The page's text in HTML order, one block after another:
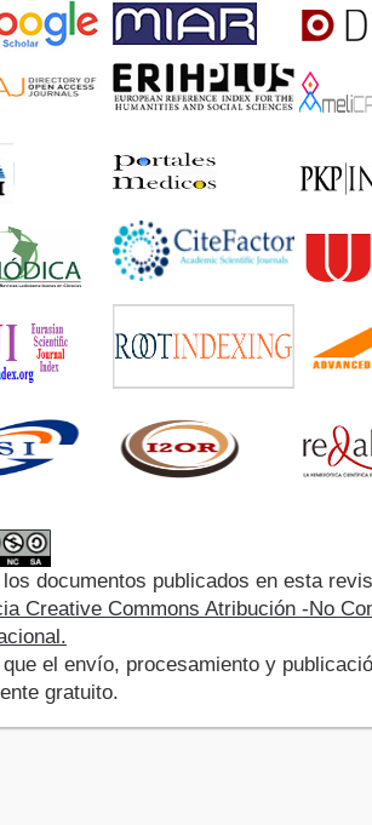
los documentos publicados en esta
Creative Commons Atribución -No
que el envío, procesamiento y
gratuito.